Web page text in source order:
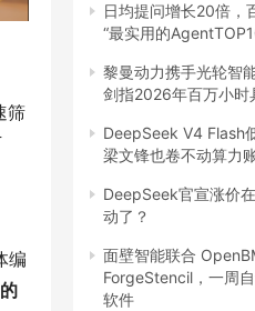
筛
编
日均提问增长20倍，
“最实用的
黎曼动力携手光轮智
剑指2026年百万小时
DeepSeek V4 Flash
梁文锋也卷不动算力
DeepSeek官宣涨价
动了？
面壁智能联合
ForgeStencil，一周
软件